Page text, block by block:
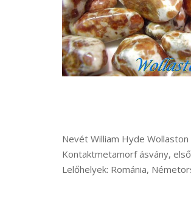
Nevét William Hyde
Kontaktmetamorf ásvány,
Lelőhelyek: Románia,